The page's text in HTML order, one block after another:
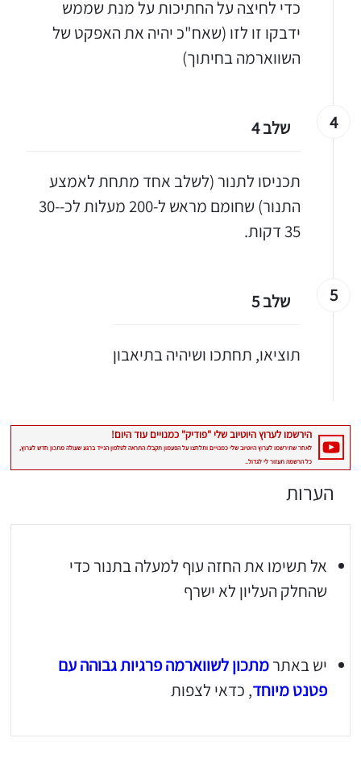
אותי באינסטגרם
כדי לחיצה על החתיכות על מנת שממש
ידבקו זו לזו (שאח"כ יהיה את האפקט של
השווארמה בחיתוך)
4 שלב 4
תכניסו לתנור (לשלב אחד מתחת לאמצע
התנור) שחומם מראש ל-200 מעלות לכ-30-
35 דקות.
5 שלב 5
תוציאו, תחתכו ושיהיה בתיאבון
הערות
אל תשימו את החזה עוף למעלה בתנור כדי
שהחלק העליון לא ישרף
יש באתרמתכון לשווארמה פרגיות גבוהה עם
פטנט מיוחד, כדאי לצפות